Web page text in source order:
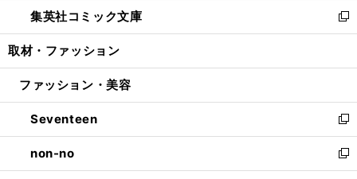
く
で
開
ド
ウ
開
ィ
ン
ウ
開
く
い
ウ
ン
ウ
で
開
く
集英社コミック文庫
新
し
ウ
ン
ド
ウ
で
開
取材・ファッション
ファッション・美容
Seventeen
新
し
い
ウ
non-no
新
し